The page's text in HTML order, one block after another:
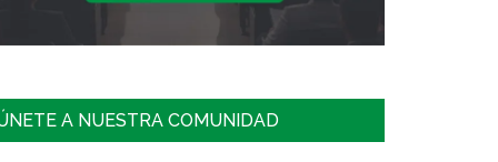
A NUESTRA COMUNIDAD